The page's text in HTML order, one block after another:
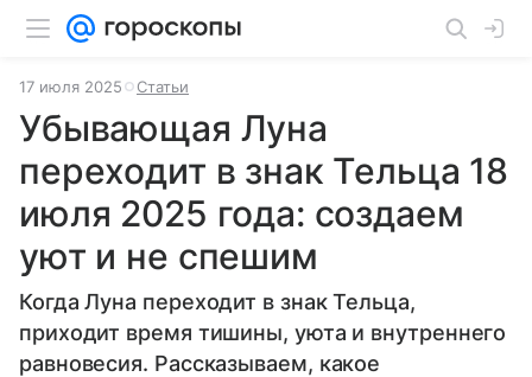
17 июля 2025 Статьи
Убывающая Луна
переходит в знак Тельца 18
июля 2025 года: создаем
уют и не спешим
Когда Луна переходит в знак Тельца,
приходит время тишины, уюта и внутреннего
равновесия. Рассказываем, какое